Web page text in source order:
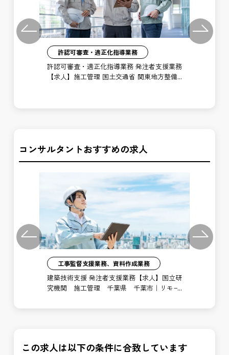
Previous
許認可審査・適正化指導業務
許認可審査・適正化指導業務 発注者支援業務
【求人】施工管理 国土交通省 関東地方整備
Next
コンサルタントおすすめの求人
Previous
工事監督支援業務、資料作成業務
建築技術支援 発注者支援業務【求人】国立研
究機関 施工管理 千葉県 千葉市｜リモー
Next
この求人は以下の条件に合致しています